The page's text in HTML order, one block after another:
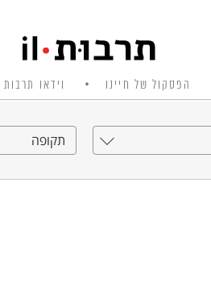
הפסקול של חיינו וידאו תרבות
תקופה